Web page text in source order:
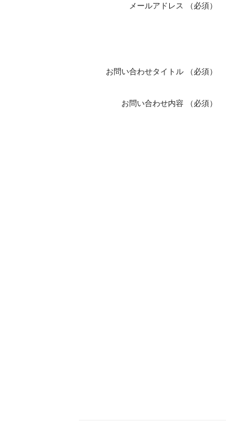
メールアドレス （必須）
お問い合わせタイトル （必須）
お問い合わせ内容 （必須）